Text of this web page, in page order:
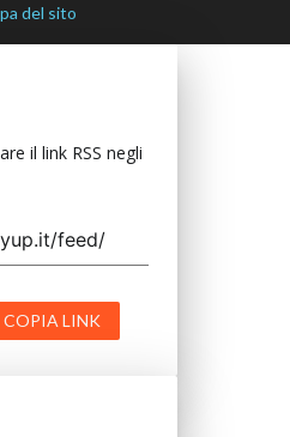
del sito
il link RSS negli
COPIA LINK